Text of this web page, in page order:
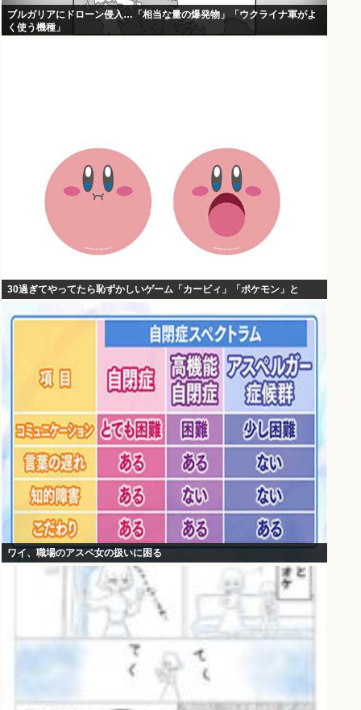
ブルガリアにドローン侵入…「相当な量の爆発物」「ウクライナ軍がよ
く使う機種」
30過ぎてやってたら恥ずかしいゲーム「カービィ」「ポケモン」と
ワイ、職場のアスペ女の扱いに困る